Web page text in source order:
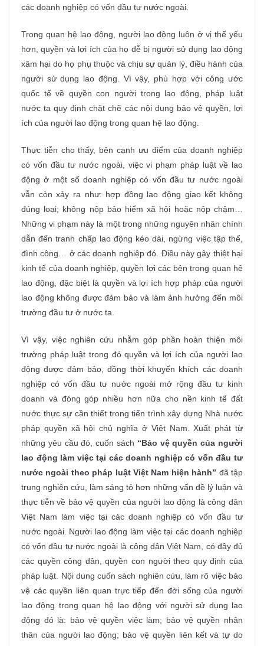
các doanh nghiệp có vốn đầu tư nước ngoài.
Trong quan hệ lao động, người lao động luôn ở vị thế yếu
hơn, quyền và lợi ích của họ dễ bị người sử dụng lao động
xâm hại do họ phụ thuộc và chịu sự quản lý, điều hành của
người sử dụng lao động. Vì vậy, phù hợp với công ước
quốc tế về quyền con người trong lao động, pháp luật
nước ta quy định chặt chẽ các nội dung bảo vệ quyền, lợi
ích của người lao động trong quan hệ lao động.
Thực tiễn cho thấy, bên cạnh ưu điểm của doanh nghiệp
có vốn đầu tư nước ngoài, việc vi phạm pháp luật về lao
động ở một số doanh nghiệp có vốn đầu tư nước ngoài
vẫn còn xảy ra như: hợp đồng lao động giao kết không
đúng loại; không nộp bảo hiểm xã hội hoặc nộp chậm…
Những vi phạm này là một trong những nguyên nhân chính
dẫn đến tranh chấp lao động kéo dài, ngừng việc tập thể,
đình công… ở các doanh nghiệp đó. Điều này gây thiệt hại
kinh tế của doanh nghiệp, quyền lợi các bên trong quan hệ
lao động, đặc biệt là quyền và lợi ích hợp pháp của người
lao động không được đảm bảo và làm ảnh hưởng đến môi
trường đầu tư ở nước ta.
Vì vậy, việc nghiên cứu nhằm góp phần hoàn thiện môi
trường pháp luật trong đó quyền và lợi ích của người lao
động được đảm bảo, đồng thời khuyến khích các doanh
nghiệp có vốn đầu tư nước ngoài mở rộng đầu tư kinh
doanh và đóng góp nhiều hơn nữa cho nền kinh tế đất
nước thực sự cần thiết trong tiến trình xây dựng Nhà nước
pháp quyền xã hội chủ nghĩa ở Việt Nam. Xuất phát từ
những yêu cầu đó, cuốn sách “Bảo vệ quyền của người
lao động làm việc tại các doanh nghiệp có vốn đầu tư
nước ngoài theo pháp luật Việt Nam hiện hành” đã tập
trung nghiên cứu, làm sáng tỏ hơn những vấn đề lý luận và
thực tiễn về bảo vệ quyền của người lao động là công dân
Việt Nam làm việc tại các doanh nghiệp có vốn đầu tư
nước ngoài. Người lao động làm việc tại các doanh nghiệp
có vốn đầu tư nước ngoài là công dân Việt Nam, có đầy đủ
các quyền công dân, quyền con người theo quy định của
pháp luật. Nội dung cuốn sách nghiên cứu, làm rõ việc bảo
vệ các quyền liên quan trực tiếp đến đời sống của người
lao động trong quan hệ lao động với người sử dụng lao
động đó là: bảo vệ quyền việc làm; bảo vệ quyền nhân
thân của người lao động; bảo vệ quyền liên kết và tự do